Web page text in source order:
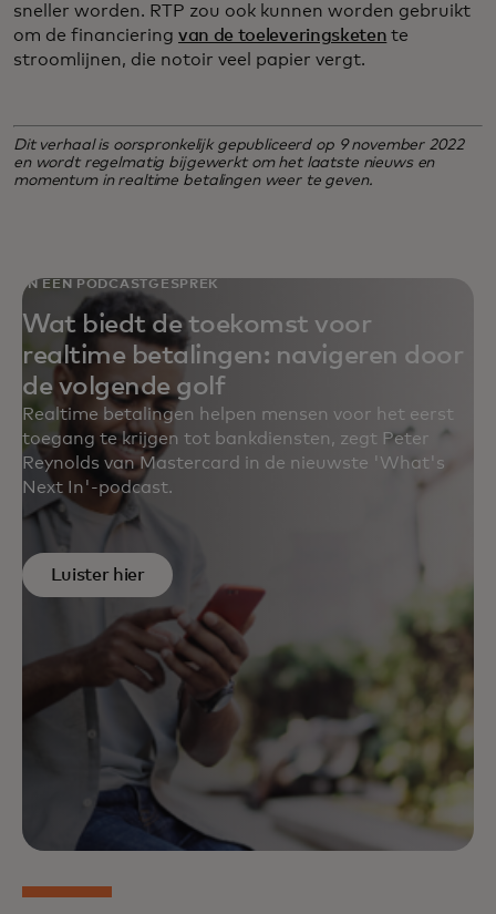
sneller worden. RTP zou ook kunnen worden gebruikt
om de financiering van de toeleveringsketen te
stroomlijnen, die notoir veel papier vergt.
Dit verhaal is oorspronkelijk gepubliceerd op 9 november 2022
en wordt regelmatig bijgewerkt om het laatste nieuws en
momentum in realtime betalingen weer te geven.
IN EEN PODCASTGESPREK
Wat biedt de toekomst voor
realtime betalingen: navigeren door
de volgende golf
Realtime betalingen helpen mensen voor het eerst
toegang te krijgen tot bankdiensten, zegt Peter
Reynolds van Mastercard in de nieuwste 'What's
Next In'-podcast.
Luister hier